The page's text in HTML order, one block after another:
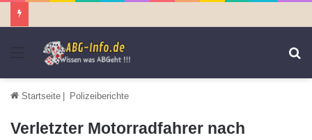
Menü
Startseite | Polizeiberichte
Verletzter Motorradfahrer nach